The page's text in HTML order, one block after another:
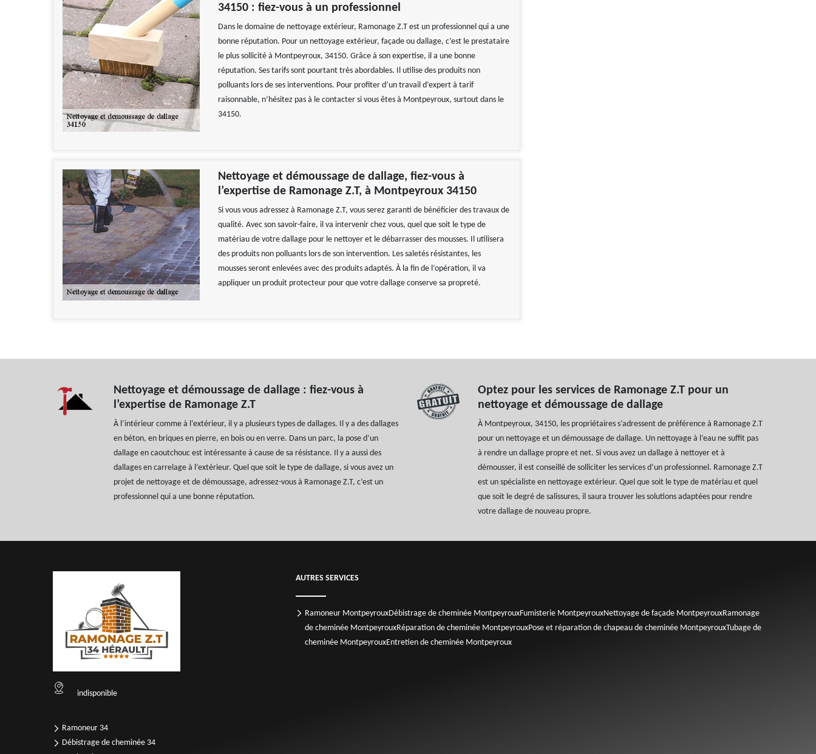
34150 : fiez-vous à un professionnel
Dans le domaine de nettoyage extérieur, Ramonage Z.T est un professionnel qui a une
bonne réputation. Pour un nettoyage extérieur, façade ou dallage, c’est le prestataire
le plus sollicité à Montpeyroux, 34150. Grâce à son expertise, il a une bonne
réputation. Ses tarifs sont pourtant très abordables. Il utilise des produits non
polluants lors de ses interventions. Pour profiter d’un travail d’expert à tarif
raisonnable, n’hésitez pas à le contacter si vous êtes à Montpeyroux, surtout dans le
34150.
Nettoyage et démoussage de dallage, fiez-vous à
l’expertise de Ramonage Z.T, à Montpeyroux 34150
Si vous vous adressez à Ramonage Z.T, vous serez garanti de bénéficier des travaux de
qualité. Avec son savoir-faire, il va intervenir chez vous, quel que soit le type de
matériau de votre dallage pour le nettoyer et le débarrasser des mousses. Il utilisera
des produits non polluants lors de son intervention. Les saletés résistantes, les
mousses seront enlevées avec des produits adaptés. À la fin de l’opération, il va
appliquer un produit protecteur pour que votre dallage conserve sa propreté.
Nettoyage et démoussage de dallage : fiez-vous à
l’expertise de Ramonage Z.T
À l’intérieur comme à l’extérieur, il y a plusieurs types de dallages. Il y a des dallages
en béton, en briques en pierre, en bois ou en verre. Dans un parc, la pose d’un
dallage en caoutchouc est intéressante à cause de sa résistance. Il y a aussi des
dallages en carrelage à l’extérieur. Quel que soit le type de dallage, si vous avez un
projet de nettoyage et de démoussage, adressez-vous à Ramonage Z.T, c’est un
professionnel qui a une bonne réputation.
Optez pour les services de Ramonage Z.T pour un
nettoyage et démoussage de dallage
À Montpeyroux, 34150, les propriétaires s’adressent de préférence à Ramonage Z.T
pour un nettoyage et un démoussage de dallage. Un nettoyage à l’eau ne suffit pas
à rendre un dallage propre et net. Si vous avez un dallage à nettoyer et à
démousser, il est conseillé de solliciter les services d’un professionnel. Ramonage Z.T
est un spécialiste en nettoyage extérieur. Quel que soit le type de matériau et quel
que soit le degré de salissures, il saura trouver les solutions adaptées pour rendre
votre dallage de nouveau propre.
indisponible
Ramoneur 34
Débistrage de cheminée 34
AUTRES SERVICES
Ramoneur MontpeyrouxDébistrage de cheminée MontpeyrouxFumisterie MontpeyrouxNettoyage de façade MontpeyrouxRamonage
de cheminée MontpeyrouxRéparation de cheminée MontpeyrouxPose et réparation de chapeau de cheminée MontpeyrouxTubage de
cheminée MontpeyrouxEntretien de cheminée Montpeyroux